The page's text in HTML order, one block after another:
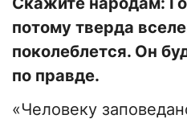
потому тверда
поколеблется. Он
по правде.
«Человеку